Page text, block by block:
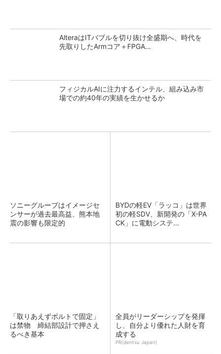
AlteraはITバブルを切り抜け全盛期へ、時代を
先取りしたArmコア＋FPGA...
フィジカルAIに注力するインテル、組み込み市
場での約40年の実績を生かせるか
ソニーグループはイメージセ
ンサーが過去最高益、熊本地
震の影響も限定的
BYDの軽EV「ラッコ」は世界
初の軽SDV、新開発の「X-PA
CK」に電動システ...
「取りあえずボルトで固定」
は禁物 締結部設計で押さえ
るべき基本
全員がリーダーシップを発揮
し、自分より優れた人財を育
成する
PR(dentsu Japan)